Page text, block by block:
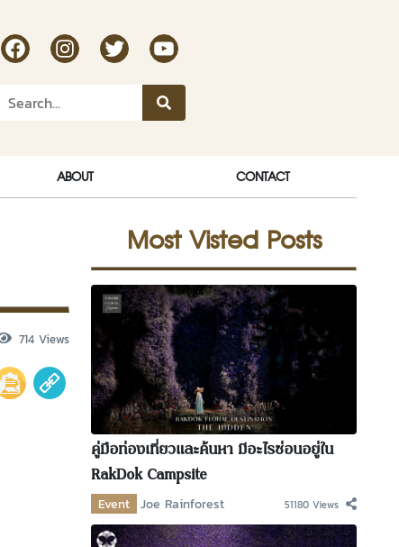
RakDok Channel Facebook
RakDok Channel Instagram
RakDok TwitterRakdok Channel Youtube
ABOUT CONTACT
714 Views
Most Visted Posts
คู่มือท่องเที่ยวและค้นหา มีอะไรซ่อนอยู่ใน
RakDok Campsite
Event Joe Rainforest 51180 Views